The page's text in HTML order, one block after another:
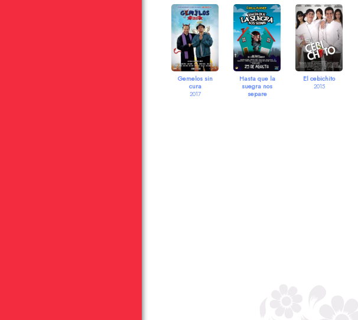
Gemelos sin
cura
2017
Hasta que la
suegra nos
separe
El cebichito
2015